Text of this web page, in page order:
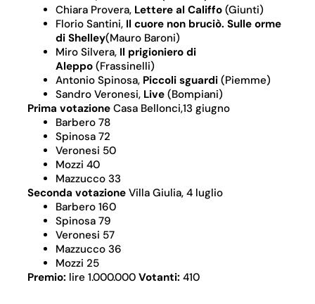
Chiara Provera, Lettere al Califfo(Giunti)
Florio Santini, Il cuore non bruciò. Sulle orme
di Shelley(Mauro Baroni)
Miro Silvera, Il prigioniero di
Aleppo(Frassinelli)
Antonio Spinosa, Piccoli sguardi(Piemme)
Sandro Veronesi, Live(Bompiani)
Prima votazioneCasa Bellonci,13 giugno
Barbero 78
Spinosa 72
Veronesi 50
Mozzi 40
Mazzucco 33
Seconda votazioneVilla Giulia, 4 luglio
Barbero 160
Spinosa 79
Veronesi 57
Mazzucco 36
Mozzi 25
Premio: lire 1.000.000 Votanti: 410